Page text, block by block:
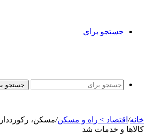
جستجو برای
جستجو
خانه/ اقتصاد > راه و مسکن/مسکن،
کالاها و خدمات شد